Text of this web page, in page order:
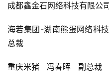
机
游
成都鑫金石网络科技有限公
海若集团-湖南熊蛋网络科
总裁
重庆米猪 冯春晖 副总裁